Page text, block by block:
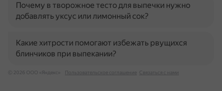
Почему в творожное тесто для выпечки нужно
добавлять уксус или лимонный сок?
Какие хитрости помогают избежать рвущихся
блинчиков при выпекании?
© 2026 ООО «Яндекс» Пользовательское соглашение Связаться с нами